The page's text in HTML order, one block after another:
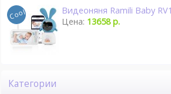
Видеоняня Ramili Baby
Цена: 13658 р.
Категории